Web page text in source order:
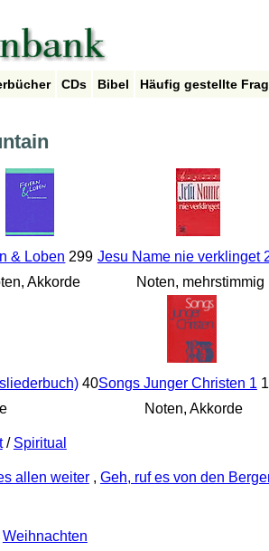
CDs Bibel Häufig gestellte
& Loben 299
Akkorde
Jesu Name nie verklinget
Noten, mehrstimmig
40Songs Junger Christen 1
Noten, Akkorde
/ Spiritual
allen weiter, Geh, ruf es von den
Weihnachten